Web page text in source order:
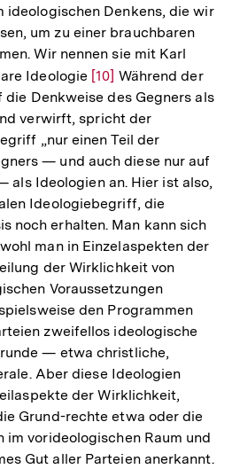
ideologischen Denkens, die wir
um zu einer brauchbaren
Wir nennen sie mit Karl
Ideologie Zur
Auflösung
der
Fußnote
[10] Während der
Denkweise des Gegners als
verwirft, spricht der
„nur einen Teil der
— und auch diese nur auf
als Ideologien an. Hier ist also,
Ideologiebegriff, die
noch erhalten. Man kann sich
man in Einzelaspekten der
der Wirklichkeit von
Voraussetzungen
den Programmen
zweifellos ideologische
— etwa christliche,
Aber diese Ideologien
der Wirklichkeit,
Grund-rechte etwa oder die
im vorideologischen Raum und
Gut aller Parteien anerkannt.